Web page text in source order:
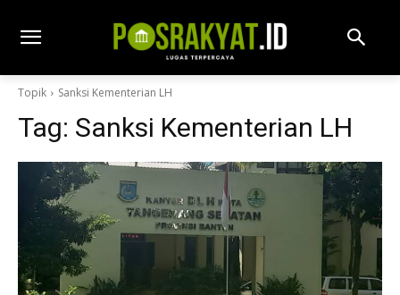
Topik Sanksi Kementerian LH
Tag: Sanksi Kementerian LH